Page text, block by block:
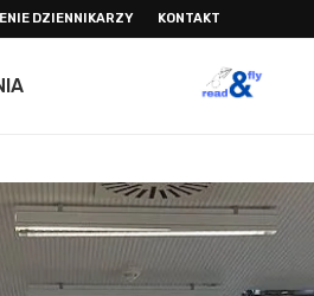
DZIENNIKARZY KONTAKT